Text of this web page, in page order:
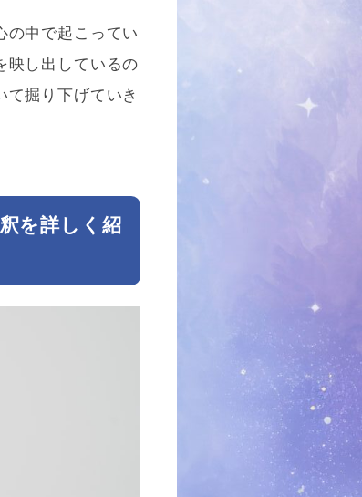
の中で起こってい
映し出しているの
掘り下げていき
を詳しく紹